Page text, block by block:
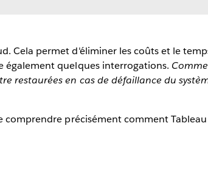
Cela permet d'éliminer les coûts et le
également quelques interrogations.
restaurées en cas de défaillance du
précisément comment